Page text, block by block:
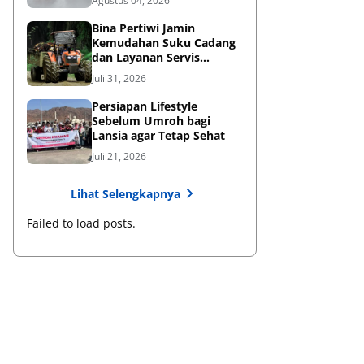
Bina Pertiwi Jamin
Kemudahan Suku Cadang
dan Layanan Servis
Berkala Traktor Kubota
Juli 31, 2026
Persiapan Lifestyle
Sebelum Umroh bagi
Lansia agar Tetap Sehat
Juli 21, 2026
Lihat Selengkapnya
Failed to load posts.